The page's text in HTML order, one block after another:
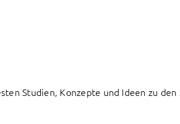
Studien, Konzepte und Ideen zu